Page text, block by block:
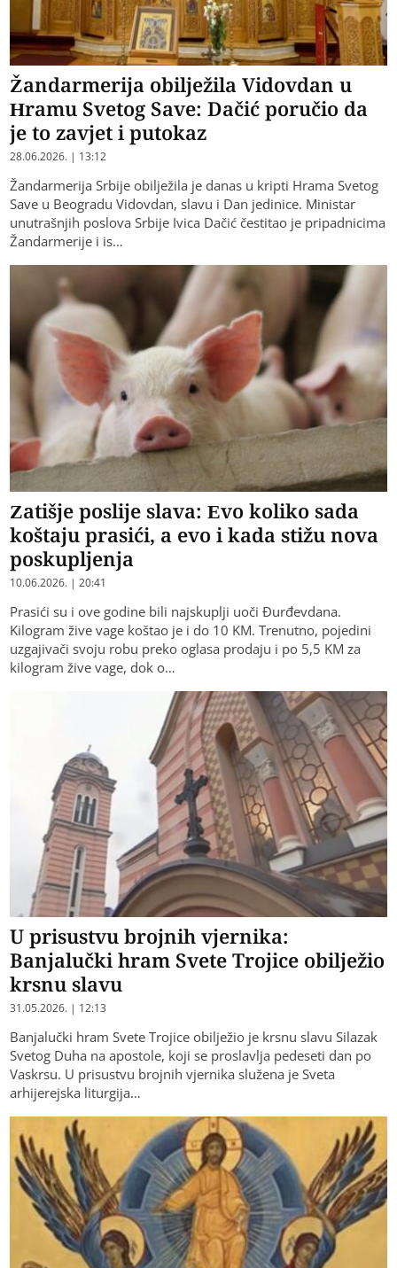
Žandarmerija obilježila Vidovdan u
Hramu Svetog Save: Dačić poručio da
je to zavjet i putokaz
28.06.2026. | 13:12
Žandarmerija Srbije obilježila je danas u kripti Hrama Svetog
Save u Beogradu Vidovdan, slavu i Dan jedinice. Ministar
unutrašnjih poslova Srbije Ivica Dačić čestitao je pripadnicima
Žandarmerije i is…
Zatišje poslije slava: Evo koliko sada
koštaju prasići, a evo i kada stižu nova
poskupljenja
10.06.2026. | 20:41
Prasići su i ove godine bili najskuplji uoči Đurđevdana.
Kilogram žive vage koštao je i do 10 KM. Trenutno, pojedini
uzgajivači svoju robu preko oglasa prodaju i po 5,5 KM za
kilogram žive vage, dok o…
U prisustvu brojnih vjernika:
Banjalučki hram Svete Trojice obilježio
krsnu slavu
31.05.2026. | 12:13
Banjalučki hram Svete Trojice obilježio je krsnu slavu Silazak
Svetog Duha na apostole, koji se proslavlja pedeseti dan po
Vaskrsu. U prisustvu brojnih vjernika služena je Sveta
arhijerejska liturgija…